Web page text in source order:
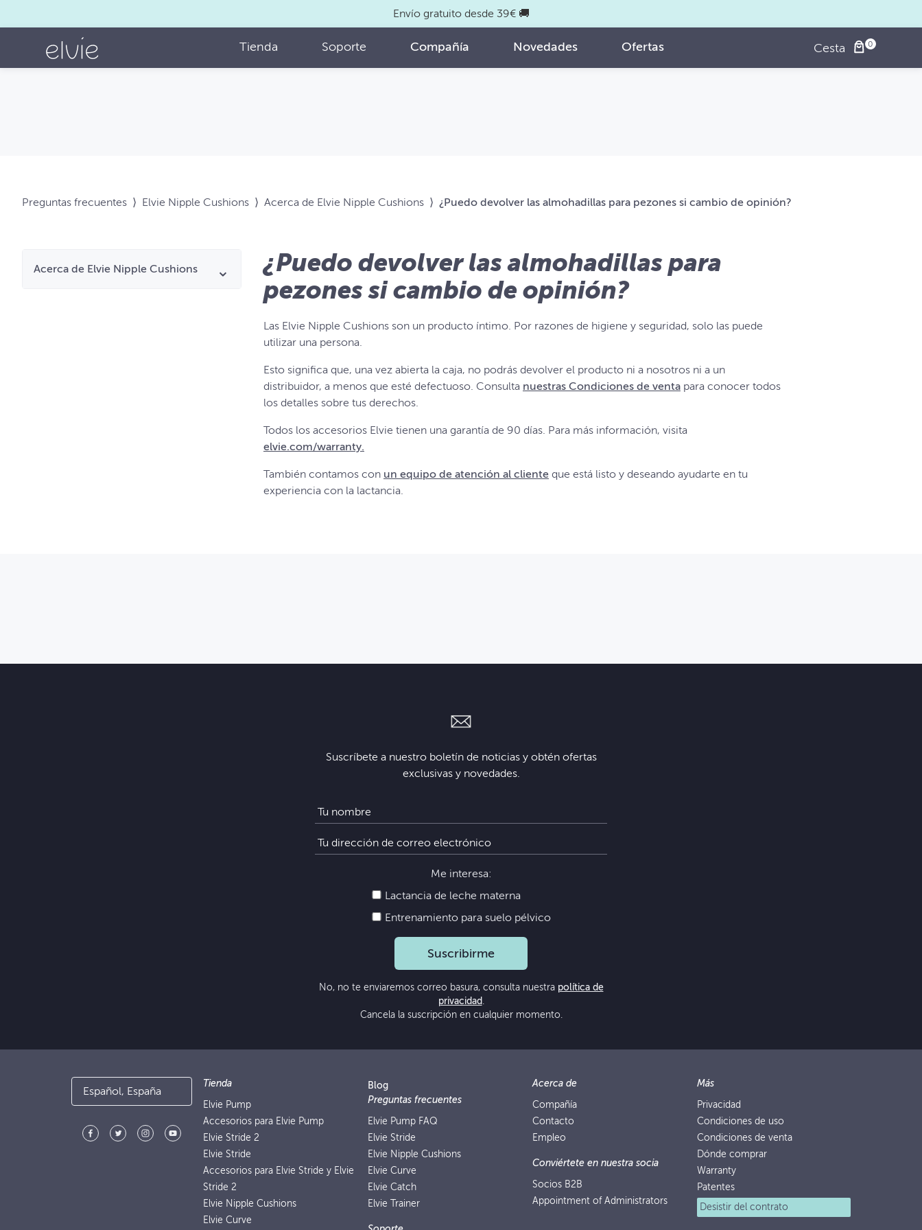
Envío gratuito desde 39€ 🚚
Tienda Soporte Compañía Novedades Ofertas Cesta
Preguntas frecuentes ⟩ Elvie Nipple Cushions ⟩ Acerca de Elvie Nipple Cushions ⟩ ¿Puedo devolver las almohadillas para pezones si cambio de opinión?
Acerca de Elvie Nipple Cushions
¿Puedo devolver las almohadillas para
pezones si cambio de opinión?
Las Elvie Nipple Cushions son un producto íntimo. Por razones de higiene y seguridad, solo las puede
utilizar una persona.
Esto significa que, una vez abierta la caja, no podrás devolver el producto ni a nosotros ni a un
distribuidor, a menos que esté defectuoso. Consulta nuestras Condiciones de venta para conocer todos
los detalles sobre tus derechos.
Todos los accesorios Elvie tienen una garantía de 90 días. Para más información, visita
elvie.com/warranty.
También contamos con un equipo de atención al cliente que está listo y deseando ayudarte en tu
experiencia con la lactancia.
Suscríbete a nuestro boletín de noticias y obtén ofertas
exclusivas y novedades.
Me interesa:
Lactancia de leche materna
Entrenamiento para suelo pélvico
Suscribirme
No, no te enviaremos correo basura, consulta nuestra política de
privacidad .
Cancela la suscripción en cualquier momento.
Español, España
Tienda
Elvie Pump
Accesorios para Elvie Pump
Elvie Stride 2
Elvie Stride
Accesorios para Elvie Stride y Elvie
Stride 2
Elvie Nipple Cushions
Elvie Curve
Blog
Preguntas frecuentes
Elvie Pump FAQ
Elvie Stride
Elvie Nipple Cushions
Elvie Curve
Elvie Catch
Elvie Trainer
Acerca de
Compañía
Contacto
Empleo
Conviértete en nuestra socia
Socios B2B
Appointment of Administrators
Más
Privacidad
Condiciones de uso
Condiciones de venta
Dónde comprar
Warranty
Patentes
Desistir del contrato